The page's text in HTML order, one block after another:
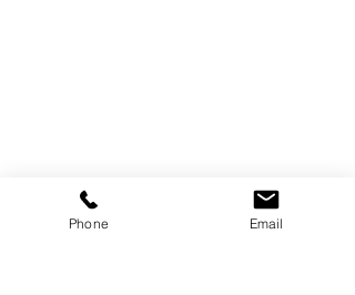
Phone Email